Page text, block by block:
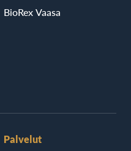
BioRex Vaasa
Palvelut